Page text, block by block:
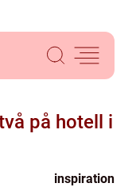
på hotell i
inspiration